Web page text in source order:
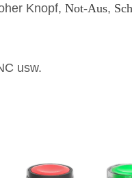
Knopf, Not-Aus,
usw.